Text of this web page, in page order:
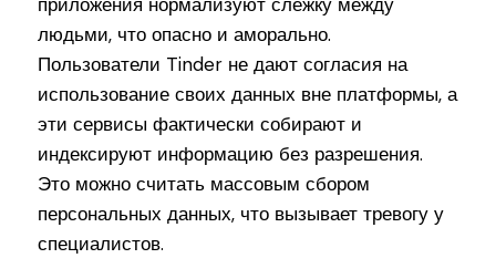
людьми, что опасно и аморально.
Пользователи Tinder не дают согласия на
использование своих данных вне платформы, а
эти сервисы фактически собирают и
индексируют информацию без разрешения.
Это можно считать массовым сбором
персональных данных, что вызывает тревогу у
специалистов.